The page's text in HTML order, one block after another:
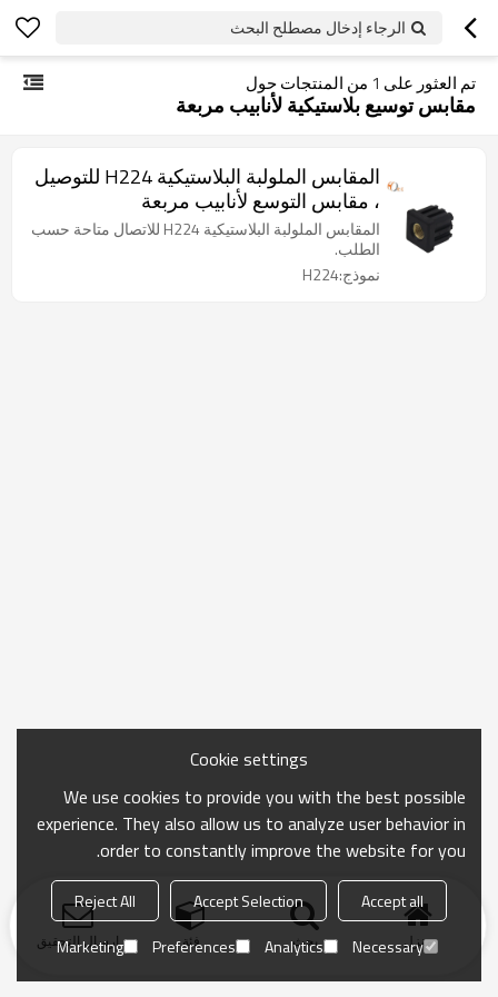
الرجاء إدخال مصطلح البحث
تم العثور على 1 من المنتجات حول
مقابس توسيع بلاستيكية لأنابيب مربعة
المقابس الملولبة البلاستيكية H224 للتوصيل
، مقابس التوسع لأنابيب مربعة
المقابس الملولبة البلاستيكية H224 للاتصال متاحة حسب
الطلب.
نموذج:H224
منزل بحث فئة ارسال التحقيق
Cookie settings
We use cookies to provide you with the best possible
experience. They also allow us to analyze user behavior in
order to constantly improve the website for you.
Accept all
Accept Selection
Reject All
Necessary
Analytics
Preferences
Marketing